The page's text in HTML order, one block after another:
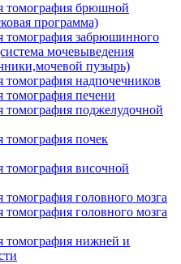
томография брюшной
программа)
томография забрюшинного
мочевыведения
пузырь)
томография надпочечников
томография печени
томография поджелудочной
томография почек
томография височной
головного мозга
головного мозга
томография нижней и